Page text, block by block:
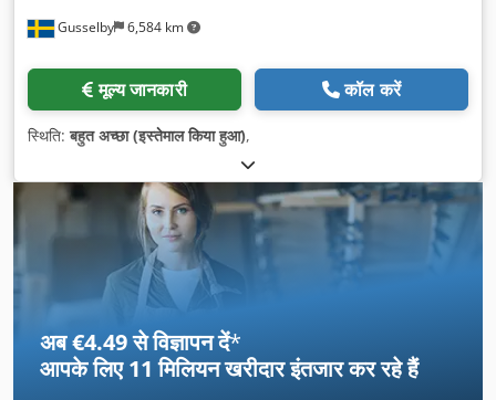
Gusselby 6,584 km
मूल्य जानकारी कॉल करें
स्थिति:बहुत अच्छा (इस्तेमाल किया हुआ),
अब €4.49 से विज्ञापन दें*
आपके लिए11 मिलियन खरीदारइंतजार कर रहे हैं